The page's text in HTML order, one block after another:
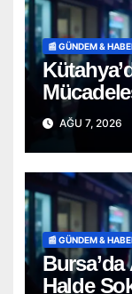
📰 GÜNDEM &
Mucizevi
AĞU 7, 2026
📰 GÜNDEM &
Bursa’da
Halde